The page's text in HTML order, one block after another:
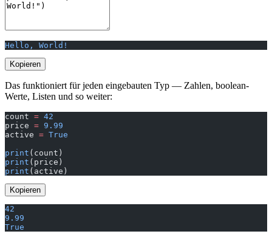
Hello, World!
Kopieren
Das funktioniert für jeden eingebauten Typ — Zahlen, boolean-
Werte, Listen und so weiter:
count = 42
price = 9.99
active = True
print (count)
print (price)
print (active)
Kopieren
42
9.99
True